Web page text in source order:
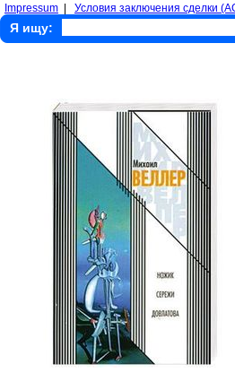
Impressum Условия заключения сделки
Я ищу: